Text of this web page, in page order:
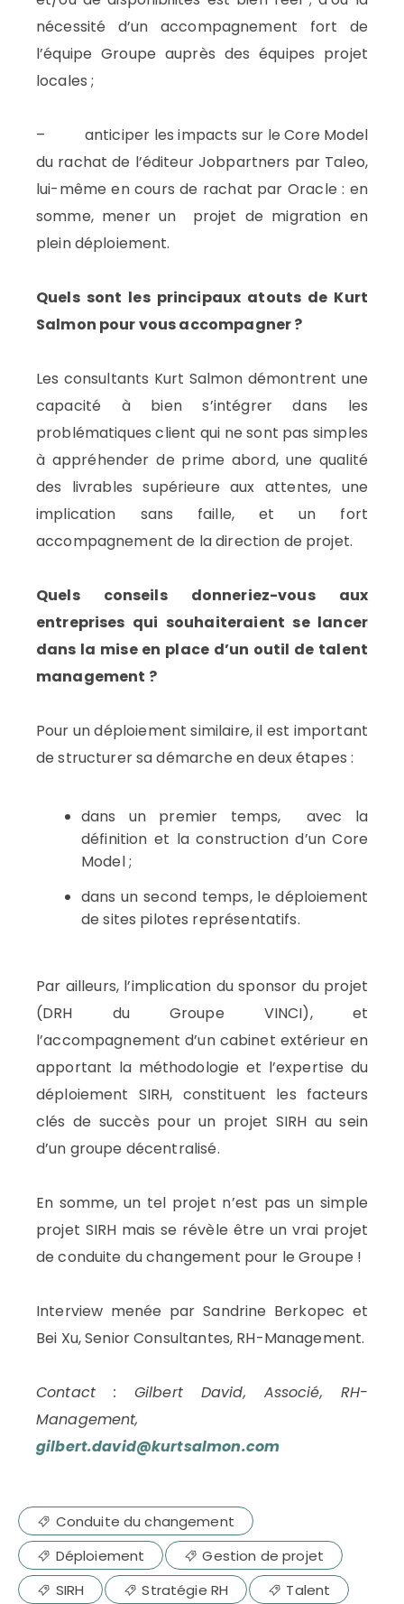
nécessité d’un accompagnement fort de
l’équipe Groupe auprès des équipes projet
locales ;
– anticiper les impacts sur le Core Model
du rachat de l’éditeur Jobpartners par Taleo,
lui-même en cours de rachat par Oracle : en
somme, mener un projet de migration en
plein déploiement.
Quels sont les principaux atouts de Kurt
Salmon pour vous accompagner ?
Les consultants Kurt Salmon démontrent une
capacité à bien s’intégrer dans les
problématiques client qui ne sont pas simples
à appréhender de prime abord, une qualité
des livrables supérieure aux attentes, une
implication sans faille, et un fort
accompagnement de la direction de projet.
Quels conseils donneriez-vous aux
entreprises qui souhaiteraient se lancer
dans la mise en place d’un outil de talent
management ?
Pour un déploiement similaire, il est important
de structurer sa démarche en deux étapes :
dans un premier temps, avec la
définition et la construction d’un Core
Model ;
dans un second temps, le déploiement
de sites pilotes représentatifs.
Par ailleurs, l’implication du sponsor du projet
(DRH du Groupe VINCI), et
l’accompagnement d’un cabinet extérieur en
apportant la méthodologie et l’expertise du
déploiement SIRH, constituent les facteurs
clés de succès pour un projet SIRH au sein
d’un groupe décentralisé.
En somme, un tel projet n’est pas un simple
projet SIRH mais se révèle être un vrai projet
de conduite du changement pour le Groupe !
Interview menée par Sandrine Berkopec et
Bei Xu, Senior Consultantes, RH-Management.
Contact : Gilbert David, Associé, RH-
Management,
gilbert.david@kurtsalmon.com
Conduite du changement
Déploiement
Gestion de projet
SIRH
Stratégie RH Talent